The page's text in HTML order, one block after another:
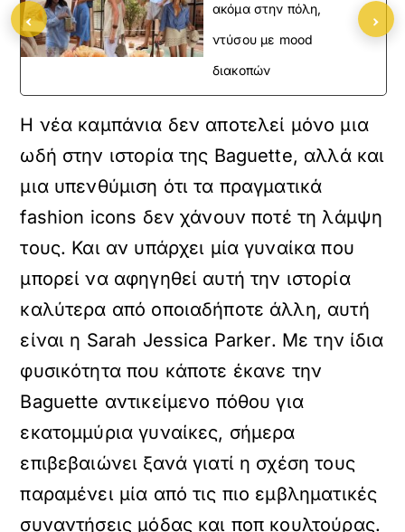
ακόμα στην πόλη,
ντύσου με mood
διακοπών
Η νέα καμπάνια δεν αποτελεί μόνο μια
ωδή στην ιστορία της Baguette, αλλά και
μια υπενθύμιση ότι τα πραγματικά
fashion icons δεν χάνουν ποτέ τη λάμψη
τους. Και αν υπάρχει μία γυναίκα που
μπορεί να αφηγηθεί αυτή την ιστορία
καλύτερα από οποιαδήποτε άλλη, αυτή
είναι η Sarah Jessica Parker. Με την ίδια
φυσικότητα που κάποτε έκανε την
Baguette αντικείμενο πόθου για
εκατομμύρια γυναίκες, σήμερα
επιβεβαιώνει ξανά γιατί η σχέση τους
παραμένει μία από τις πιο εμβληματικές
συναντήσεις μόδας και ποπ κουλτούρας.
‹ ›